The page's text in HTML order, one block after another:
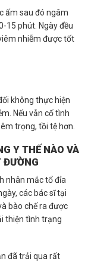
ấm sau đó ngâm
15 phút. Ngày đều
nhiễm được tốt
không thực hiện
Nếu vẫn cố tình
trọng, tồi tệ hơn.
Y THẾ NÀO VÀ
ĐƯỜNG
nhân mắc tổ đỉa
các bác sĩ tại
bào chế ra được
thiện tình trạng
đã trải qua rất